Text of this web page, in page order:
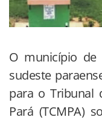
O município de
sudeste
para o Tribunal
Pará (TCMPA)